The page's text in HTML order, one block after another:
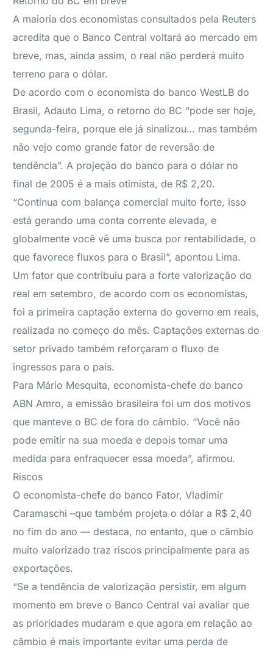
A maioria dos economistas consultados pela Reuters
acredita que o Banco Central voltará ao mercado em
breve, mas, ainda assim, o real não perderá muito
terreno para o dólar.
De acordo com o economista do banco WestLB do
Brasil, Adauto Lima, o retorno do BC “pode ser hoje,
segunda-feira, porque ele já sinalizou… mas também
não vejo como grande fator de reversão de
tendência”. A projeção do banco para o dólar no
final de 2005 é a mais otimista, de R$ 2,20.
“Continua com balança comercial muito forte, isso
está gerando uma conta corrente elevada, e
globalmente você vê uma busca por rentabilidade, o
que favorece fluxos para o Brasil”, apontou Lima.
Um fator que contribuiu para a forte valorização do
real em setembro, de acordo com os economistas,
foi a primeira captação externa do governo em reais,
realizada no começo do mês. Captações externas do
setor privado também reforçaram o fluxo de
ingressos para o país.
Para Mário Mesquita, economista-chefe do banco
ABN Amro, a emissão brasileira foi um dos motivos
que manteve o BC de fora do câmbio. “Você não
pode emitir na sua moeda e depois tomar uma
medida para enfraquecer essa moeda”, afirmou.
Riscos
O economista-chefe do banco Fator, Vladimir
Caramaschi –que também projeta o dólar a R$ 2,40
no fim do ano — destaca, no entanto, que o câmbio
muito valorizado traz riscos principalmente para as
exportações.
“Se a tendência de valorização persistir, em algum
momento em breve o Banco Central vai avaliar que
as prioridades mudaram e que agora em relação ao
câmbio é mais importante evitar uma perda de